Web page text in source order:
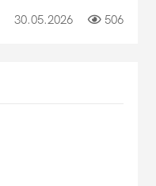
30.05.2026 506